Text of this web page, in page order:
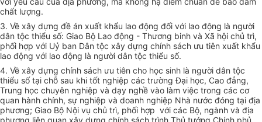
chất lượng.
3. Về xây dựng đề án xuất khẩu lao động đối với lao động là người
dân tộc thiểu số: Giao Bộ Lao động - Thương binh và Xã hội chủ trì,
phối hợp với Uỷ ban Dân tộc xây dựng chính sách ưu tiên xuất khẩu
lao động với lao động là người dân tộc thiểu số.
4. Về xây dựng chính sách ưu tiên cho học sinh là người dân tộc
thiểu số tại chỗ sau khi tốt nghiệp các trường Đại học, Cao đẳng,
Trung học chuyên nghiệp và dạy nghề vào làm việc trong các cơ
quan hành chính, sự nghiệp và doanh nghiệp Nhà nước đóng tại địa
phương; Giao Bộ Nội vụ chủ trì, phối hợp với các Bộ, ngành và địa
phương liên quan xây dựng chính sách trình Thủ tướng Chính phủ